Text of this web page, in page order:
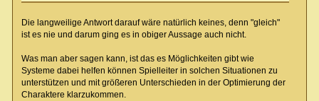
Die langweilige Antwort darauf wäre natürlich keines, denn "gleich"
ist es nie und darum ging es in obiger Aussage auch nicht.
Was man aber sagen kann, ist das es Möglichkeiten gibt wie
Systeme dabei helfen können Spielleiter in solchen Situationen zu
unterstützen und mit größeren Unterschieden in der Optimierung der
Charaktere klarzukommen.